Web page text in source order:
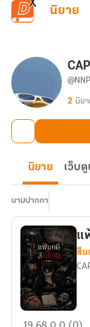
ข้ามไปยังเนื้อหาห
นิยาย
2 นิยา
นิยาย เว็บ
นามปากกา
แฟ้ม
แ
สื